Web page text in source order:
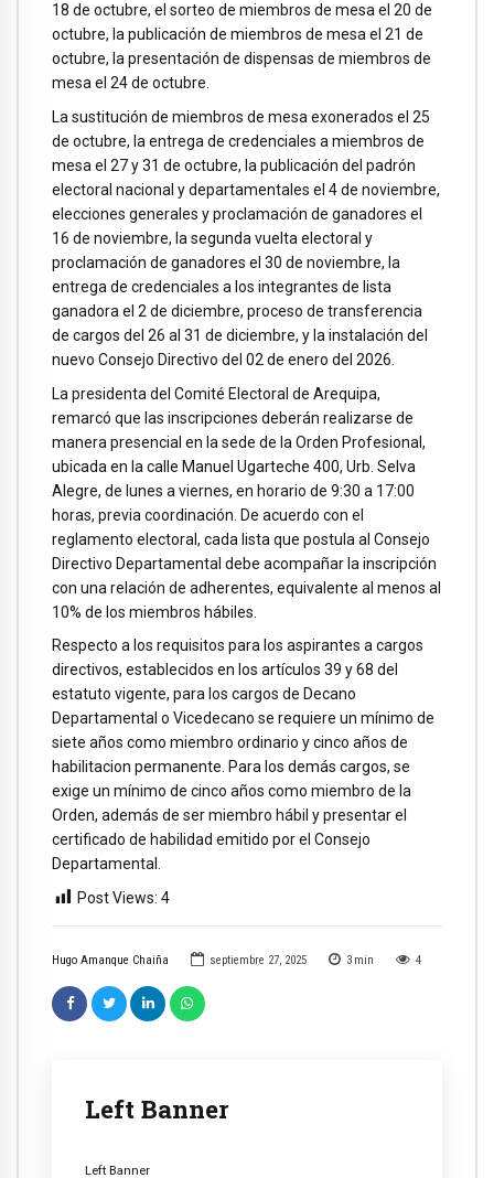
Hugo Amanque Chaiña septiembre 27, 2025 3 min 4
Left Banner
Left Banner
18 de octubre, el sorteo de miembros de mesa el 20 de
octubre, la publicación de miembros de mesa el 21 de
octubre, la presentación de dispensas de miembros de
mesa el 24 de octubre.
La sustitución de miembros de mesa exonerados el 25
de octubre, la entrega de credenciales a miembros de
mesa el 27 y 31 de octubre, la publicación del padrón
electoral nacional y departamentales el 4 de noviembre,
elecciones generales y proclamación de ganadores el
16 de noviembre, la segunda vuelta electoral y
proclamación de ganadores el 30 de noviembre, la
entrega de credenciales a los integrantes de lista
ganadora el 2 de diciembre, proceso de transferencia
de cargos del 26 al 31 de diciembre, y la instalación del
nuevo Consejo Directivo del 02 de enero del 2026.
La presidenta del Comité Electoral de Arequipa,
remarcó que las inscripciones deberán realizarse de
manera presencial en la sede de la Orden Profesional,
ubicada en la calle Manuel Ugarteche 400, Urb. Selva
Alegre, de lunes a viernes, en horario de 9:30 a 17:00
horas, previa coordinación. De acuerdo con el
reglamento electoral, cada lista que postula al Consejo
Directivo Departamental debe acompañar la inscripción
con una relación de adherentes, equivalente al menos al
10% de los miembros hábiles.
Respecto a los requisitos para los aspirantes a cargos
directivos, establecidos en los artículos 39 y 68 del
estatuto vigente, para los cargos de Decano
Departamental o Vicedecano se requiere un mínimo de
siete años como miembro ordinario y cinco años de
habilitacion permanente. Para los demás cargos, se
exige un mínimo de cinco años como miembro de la
Orden, además de ser miembro hábil y presentar el
certificado de habilidad emitido por el Consejo
Departamental.
Post Views: 4